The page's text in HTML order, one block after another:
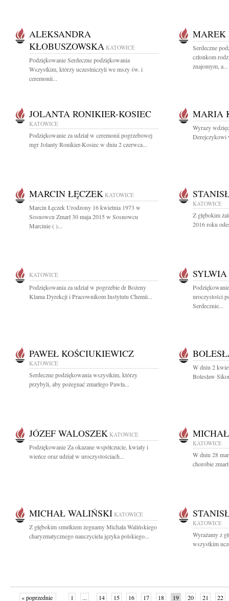
ALEKSANDRA
KŁOBUSZOWSKA KATOWICE
Podziękowanie Serdeczne podziękowania
Wszystkim, którzy uczestniczyli we mszy św. i
ceremonii...
MAREK
Serdeczne
członkom
znajomym, a...
JOLANTA RONIKIER-KOSIEC
KATOWICE
Podziękowanie za udział w ceremonii pogrzebowej
mgr Jolanty Ronikier-Kosiec w dniu 2 czerwca...
MARIA
Wyrazy
Derejczykowi
MARCIN ŁĘCZEK KATOWICE
Marcin Łęczek Urodzony 16 kwietnia 1973 w
Sosnowcu Zmarł 30 maja 2015 w Sosnowcu
Marcinie ( )...
KATOWICE
Z głębokim
2016 roku
KATOWICE
Podziękowania za udział w pogrzebie dr Bożeny
Klama Dyrekcji i Pracownikom Instytutu Chemii...
uroczystości
Serdecznie...
PAWEŁ KOŚCIUKIEWICZ
KATOWICE
Serdeczne podziękowania wszystkim, którzy
przybyli, aby pożegnać zmarłego Pawła...
W dniu 2
Bolesław
JÓZEF WALOSZEK KATOWICE
Podziękowanie Za okazane współczucie, kwiaty i
wieńce oraz udział w uroczystościach...
KATOWICE
W dniu 28
chorobie
MICHAŁ WALIŃSKI KATOWICE
Z głębokim smutkiem żegnamy Michała Walińskiego
charyzmatycznego nauczyciela języka polskiego...
KATOWICE
Wyrażamy z
wszystkim
« poprzednie 1 ... 14 15 16 17 18 19 20 21 22